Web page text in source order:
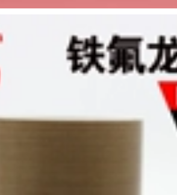
không đánh dấu
không để lại dấu vết.
băng dính 3m 1 mặt
sửa chữa màn hình